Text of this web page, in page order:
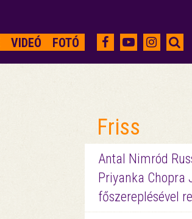
VIDEÓ FOTÓ
Friss
Antal Nimród
Priyanka Chopra
főszereplésével